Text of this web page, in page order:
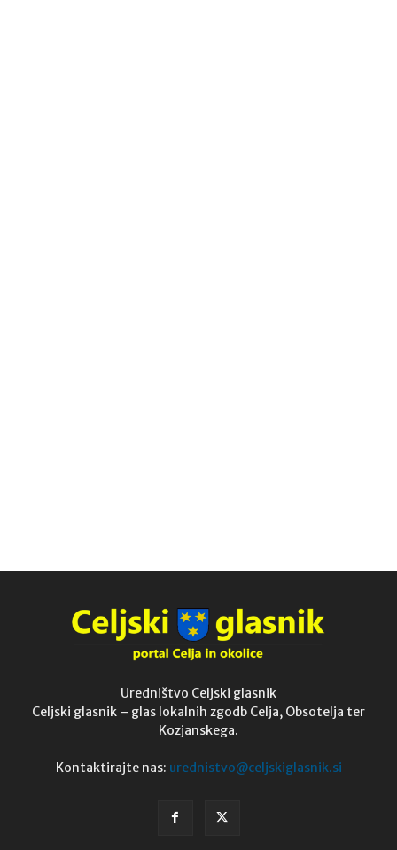
Uredništvo Celjski glasnik
Celjski glasnik – glas lokalnih zgodb Celja, Obsotelja ter
Kozjanskega.
Kontaktirajte nas: urednistvo@celjskiglasnik.si